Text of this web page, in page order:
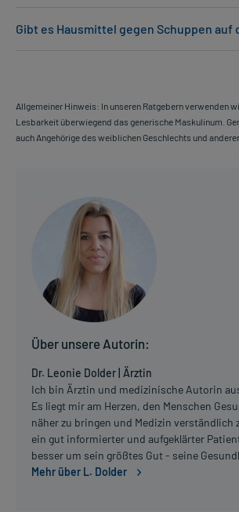
Gibt es Hausmittel gegen Schuppen auf
Allgemeiner Hinweis: In unseren Ratgebern verwenden
Lesbarkeit überwiegend das generische Maskulinum.
auch Angehörige des weiblichen Geschlechts und
Über unsere Autorin:
Dr. Leonie Dolder | Ärztin
Ich bin Ärztin und medizinische Autorin
Es liegt mir am Herzen, den Menschen
näher zu bringen und Medizin verständlich
ein gut informierter und aufgeklärter
besser um sein größtes Gut - seine
Mehr über L. Dolder